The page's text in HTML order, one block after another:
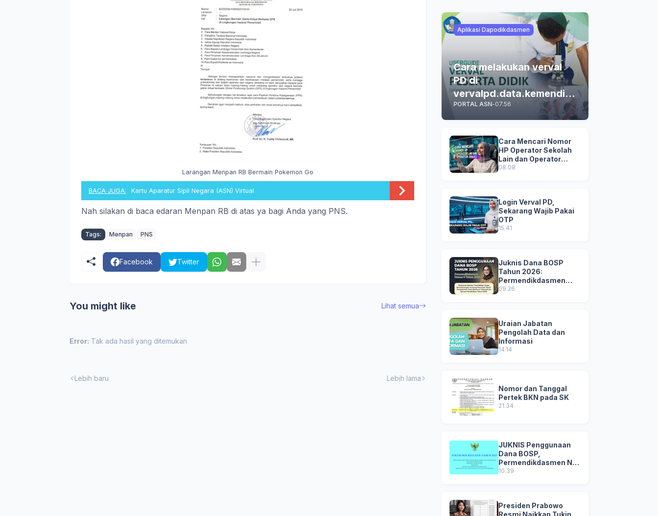
Larangan Menpan RB Bermain Pokemon Go
BACA JUGA: Kartu Aparatur Sipil Negara (ASN) Virtual
Nah silakan di baca edaran Menpan RB di atas ya bagi Anda yang PNS.
Tags: Menpan PNS
Facebook Twitter
You might like Lihat semua
Error: Tak ada hasil yang ditemukan
Lebih baru Lebih lama
Aplikasi Dapodikdasmen
Cara melakukan verval
PD di
vervalpd.data.kemendikd
asmen.go.id
PORTAL ASN-07.56
Cara Mencari Nomor
HP Operator Sekolah
Lain dan Operator
Dinas di SDM Data
08.08
Login Verval PD,
Sekarang Wajib Pakai
OTP
15.41
Juknis Dana BOSP
Tahun 2026:
Permendikdasmen
Nomor 8 Tahun 2026
09.26
Uraian Jabatan
Pengolah Data dan
Informasi
14.14
Nomor dan Tanggal
Pertek BKN pada SK
21.34
JUKNIS Penggunaan
Dana BOSP,
Permendikdasmen No
8 Tahun 2025
10.39
Presiden Prabowo
Resmi Naikkan Tukin